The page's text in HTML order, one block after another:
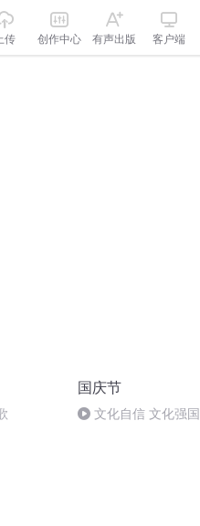
传 创作中心 有声出版 客户端
国庆节
文化自信 文化强国